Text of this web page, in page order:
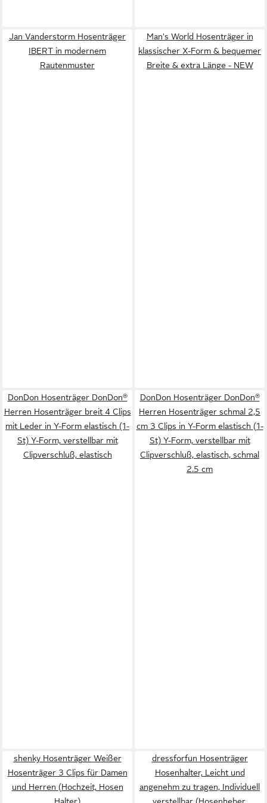
Jan Vanderstorm Hosenträger
IBERT in modernem
Rautenmuster
Man's World Hosenträger in
klassischer X-Form & bequemer
Breite & extra Länge - NEW
DonDon Hosenträger DonDon®
Herren Hosenträger breit 4 Clips
mit Leder in Y-Form elastisch (1-
St) Y-Form, verstellbar mit
Clipverschluß, elastisch
DonDon Hosenträger DonDon®
Herren Hosenträger schmal 2,5
cm 3 Clips in Y-Form elastisch (1-
St) Y-Form, verstellbar mit
Clipverschluß, elastisch, schmal
2.5 cm
shenky Hosenträger Weißer
Hosenträger 3 Clips für Damen
und Herren (Hochzeit, Hosen
Halter)
dressforfun Hosenträger
Hosenhalter, Leicht und
angenehm zu tragen, Individuell
verstellbar (Hosenheber,